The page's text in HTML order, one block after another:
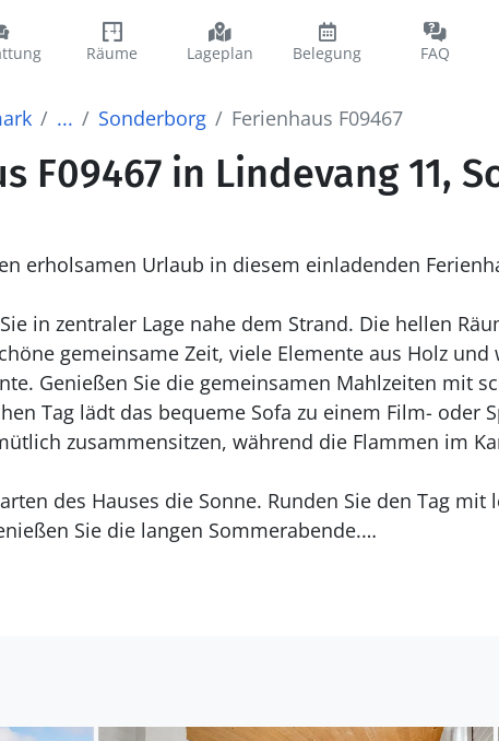
Räume Lageplan Belegung FAQ
... Sonderborg Ferienhaus F09467
F09467 in Lindevang 11,
erholsamen Urlaub in diesem einladenden
in zentraler Lage nahe dem Strand. Die hellen
gemeinsame Zeit, viele Elemente aus Holz
Genießen Sie die gemeinsamen Mahlzeiten mit
Tag lädt das bequeme Sofa zu einem Film- oder
zusammensitzen, während die Flammen im
des Hauses die Sonne. Runden Sie den Tag
Sie die langen Sommerabende.
haben Sie dank der Lage des Hauses zentral in
mit Wald und Wiesengebieten, wo Si eherlrich